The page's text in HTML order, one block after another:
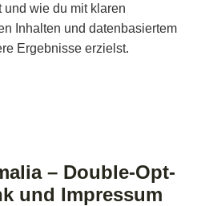
und wie du mit klaren
Inhalten und datenbasiertem
Ergebnisse erzielst.
– Double-Opt-
und Impressum